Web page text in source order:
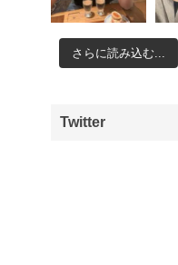
さらに読み込む...
Twitter